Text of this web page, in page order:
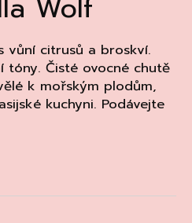
Wolf
vůní citrusů a broskví.
tóny. Čisté ovocné chutě
k mořským plodům,
kuchyni. Podávejte